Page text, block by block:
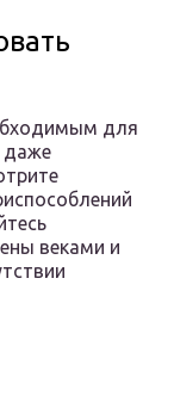
для
даже
веками и